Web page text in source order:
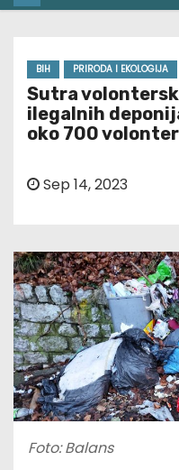
BIH PRIRODA I EKOLOGIJA
Sutra
ilegalnih
oko 700
Sep 14, 2023
Foto: Balans